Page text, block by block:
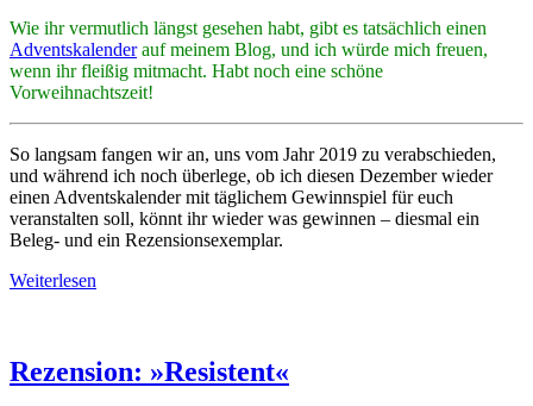
Wie ihr vermutlich längst gesehen habt, gibt es tatsächlich einen
Adventskalenderauf meinem Blog, und ich würde mich freuen,
wenn ihr fleißig mitmacht. Habt noch eine schöne
Vorweihnachtszeit!
So langsam fangen wir an, uns vom Jahr 2019 zu verabschieden,
und während ich noch überlege, ob ich diesen Dezember wieder
einen Adventskalender mit täglichem Gewinnspiel für euch
veranstalten soll, könnt ihr wieder was gewinnen – diesmal ein
Beleg- und ein Rezensionsexemplar.
Weiterlesen
Rezension: »Resistent«